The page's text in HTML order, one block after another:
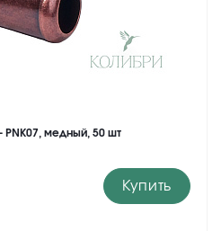
PNK07, медный, 50 шт
Купить